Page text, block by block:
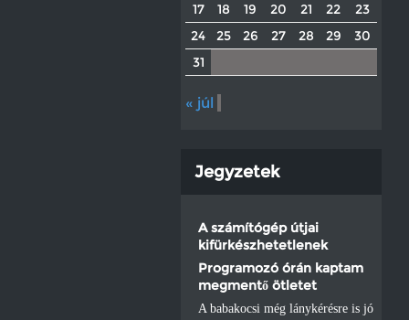
17
18 19 20 21 22
23
24
25 26 27 28 29
30
31
« júl
Jegyzetek
A számítógép útjai
kifürkészhetetlenek
Programozó órán kaptam
megmentő ötletet
A babakocsi még lánykérésre is jó